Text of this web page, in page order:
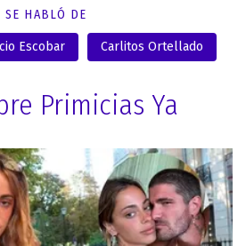
SE HABLÓ DE
Escobar Carlitos Ortellado
Primicias Ya